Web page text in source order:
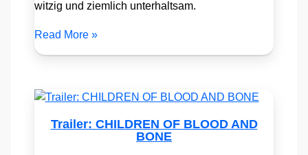
witzig und ziemlich unterhaltsam.
Read More »
Trailer: CHILDREN OF BLOOD AND
BONE